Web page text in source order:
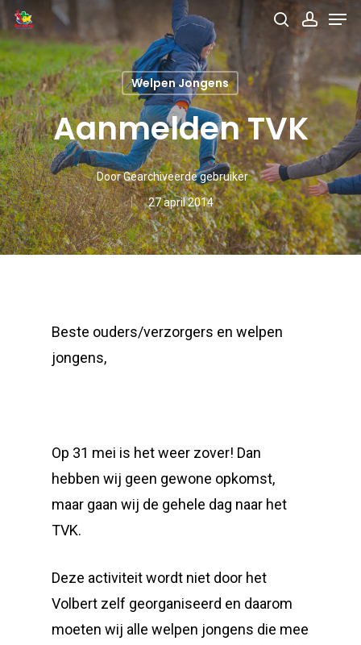
Skip
to
main
content
search
Welpen Jongens
Aanmelden TVK
DoorGearchiveerde gebruiker
27 april 2014
Beste ouders/verzorgers en welpen
jongens,
Op 31 mei is het weer zover! Dan
hebben wij geen gewone opkomst,
maar gaan wij de gehele dag naar het
TVK.
Deze activiteit wordt niet door het
Volbert zelf georganiseerd en daarom
moeten wij alle welpen jongens die mee